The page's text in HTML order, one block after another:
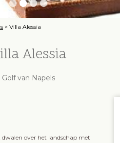
> Villa Alessia
Alessia
Golf van Napels
dwalen over het landschap met